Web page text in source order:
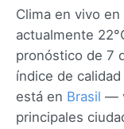
Clima en vivo
actualmente
pronóstico de 7
índice de
está en Brasil —
principales